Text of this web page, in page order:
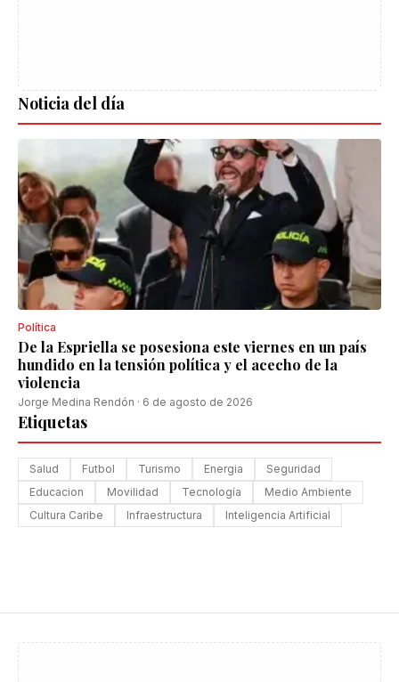
Noticia del día
Política
De la Espriella se posesiona este viernes en un país
hundido en la tensión política y el acecho de la
violencia
Jorge Medina Rendón · 6 de agosto de 2026
Etiquetas
Salud Futbol Turismo Energia
Seguridad
Educacion
Movilidad Tecnología
Medio Ambiente
Cultura Caribe
Infraestructura Inteligencia Artificial